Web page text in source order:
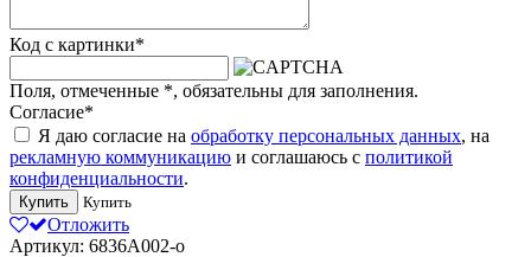
Код с картинки*
Поля, отмеченные *, обязательны для заполнения.
Согласие*
Я даю согласие на обработку персональных данных, на
рекламную коммуникацию и соглашаюсь с политикой
конфиденциальности.
Купить Купить
Отложить
Артикул: 6836A002-o